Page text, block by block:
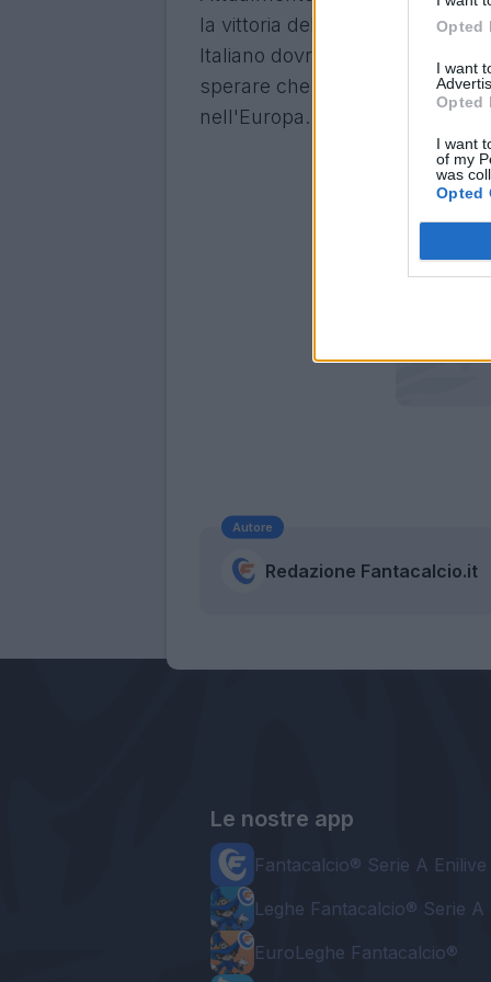
Opted
I want
Opted
I want
of my
was
Opted
la vittoria del Maradona si è
Italiano dovrebbe
sperare che poi questa non
nell'Europa.
Autore
Redazione Fantacalcio.it
Le nostre app
Fantacalcio® Serie A Enilive
Leghe Fantacalcio® Serie A
EuroLeghe Fantacalcio®